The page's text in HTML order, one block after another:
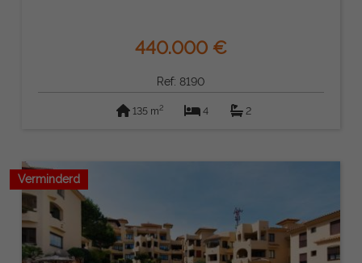
440.000 €
Ref: 8190
135 m2 4 2
Verminderd